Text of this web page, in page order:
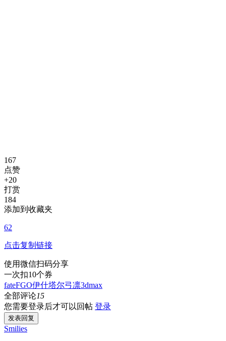
167
点赞
+20
打赏
184
添加到收藏夹
62
点击复制链接
使用微信扫码分享
一次扣10个券
fateFGO伊什塔尔弓凛3dmax
全部评论15
您需要登录后才可以回帖 登录
发表回复
Smilies